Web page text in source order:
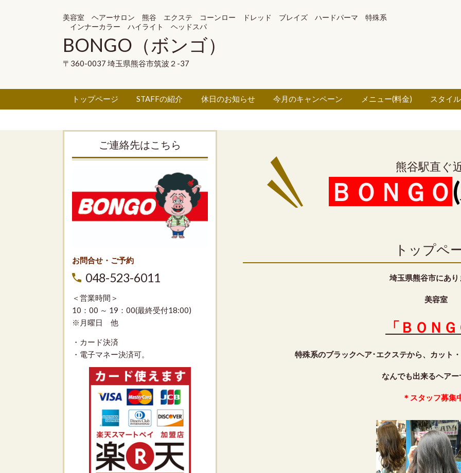
美容室 ヘアーサロン 熊谷 エクステ コーンロー ドレッド ブレイズ ハードパーマ 特殊系
インナーカラー ハイライト ヘッドスパ
BONGO（ボンゴ）
〒360-0037 埼玉県熊谷市筑波２-37
トップページ STAFFの紹介 休日のお知らせ 今月のキャンペーン メニュー(料金) スタイル
熊谷駅直ぐ
ＢＯＮＧＯ
トップペ
埼玉県熊谷市にあり
美容室
「ＢＯＮ
特殊系のブラックヘア･エクステから、カット
なんでも出来るヘア
＊スタッフ募集
ご連絡先はこちら
お問合せ・ご予約
048-523-6011
＜営業時間＞
10：00 ～ 19：00(最終受付18:00)
※月曜日 他
・カード決済
・電子マネー決済可。